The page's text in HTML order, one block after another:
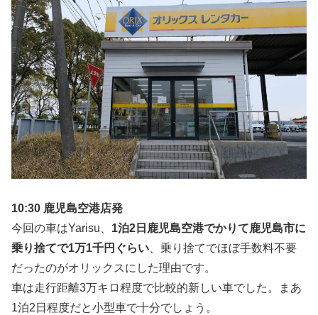
10:30 鹿児島空港店発
今回の車はYarisu、 1泊2日鹿児島空港でかりて鹿児島市に
乗り捨てで1万1千円ぐらい、乗り捨てでほぼ手数料不要
だったのがオリックスにした理由です。
車は走行距離3万キロ程度で比較的新しい車でした。まあ
1泊2日程度だと小型車で十分でしょう。